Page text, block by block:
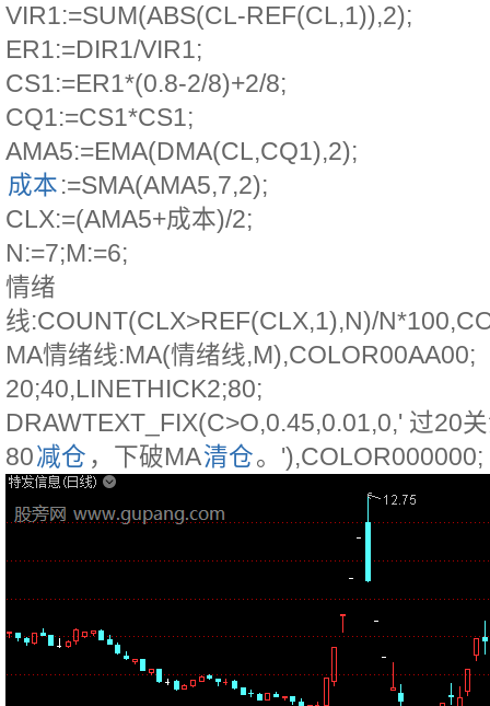
VIR1:=SUM(ABS(CL-REF(CL,1)),2);
ER1:=DIR1/VIR1;
CS1:=ER1*(0.8-2/8)+2/8;
CQ1:=CS1*CS1;
AMA5:=EMA(DMA(CL,CQ1),2);
成本:=SMA(AMA5,7,2);
CLX:=(AMA5+成本)/2;
N:=7;M:=6;
情绪
线:COUNT(CLX>REF(CLX,1),N)/
MA情绪线:MA(情绪线,M),COLOR00AA00;
20;40,LINETHICK2;80;
DRAWTEXT_FIX(C>O,0.45,0.01,0,' 过20
80减仓 ，下破MA清仓。'),COLOR000000;